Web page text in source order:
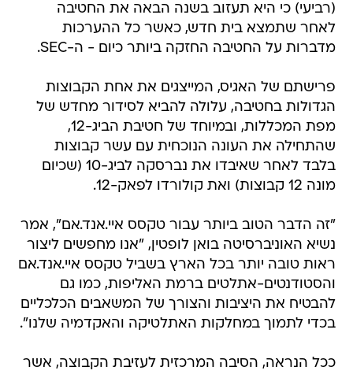
(רביעי) כי היא תעזוב בשנה הבאה את החטיבה
לאחר שתמצא בית חדש, כאשר כל ההערכות
מדברות על החטיבה החזקה ביותר כיום - ה-SEC.
פרישתם של האגיס, המייצגים את אחת הקבוצות
הגדולות בחטיבה, עלולה להביא לסידור מחדש של
מפת המכללות, ובמיוחד של חטיבת הביג-12,
שהתחילה את העונה הנוכחית עם עשר קבוצות
בלבד לאחר שאיבדו את נברסקה לביג-10 (שכיום
מונה 12 קבוצות) ואת קולורדו לפאק-12.
"זה הדבר הטוב ביותר עבור טקסס איי.אנד.אם", אמר
נשיא האוניברסיטה בואן לופטין, "אנו מחפשים ליצור
ראות טובה יותר בכל הארץ בשביל טקסס איי.אנד.אם
והסטודנטים-אתלטים ברמת האליפות, כמו גם
להבטיח את היציבות והצורך של המשאבים הכלכליים
בכדי לתמוך במחלקות האתלטיקה והאקדמיה שלנו".
ככל הנראה, הסיבה המרכזית לעזיבת הקבוצה, אשר